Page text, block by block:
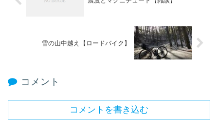
雪の山中越え【ロードバイク】
コメント
コメントを書き込む